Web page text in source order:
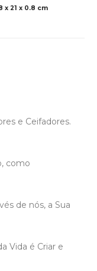
x 21 x 0.8 cm
e Ceifadores.
como
de nós, a Sua
Vida é Criar e